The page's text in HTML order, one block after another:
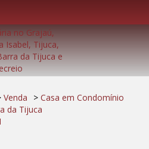
Venda > Casa em Condomínio
da Tijuca